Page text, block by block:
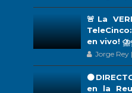
🚨La
en vivo!
Jorge Rey
en la